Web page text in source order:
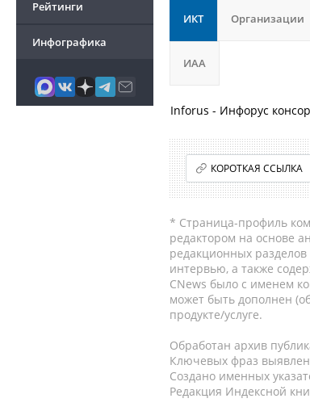
Рейтинги
Инфографика
ИКТ Организации
ИАА
Inforus - Инфорус
КОРОТКАЯ ССЫЛКА
* Страница-профиль
редактором на основе
редакционных разделов
интервью, а также
CNews было с именем
может быть дополнен
продукте/услуге.
Обработан архив
Ключевых фраз
Создано именных
Редакция Индексной